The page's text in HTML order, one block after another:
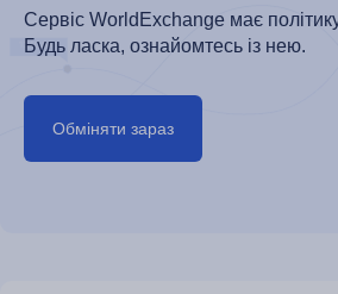
Сервіс WorldExchange має
Будь ласка, ознайомтесь із нею.
Обміняти зараз